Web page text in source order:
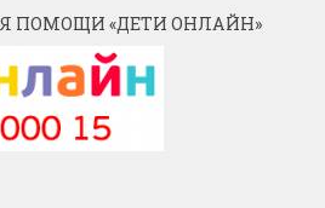
ПОМОЩИ «ДЕТИ ОНЛАЙН»